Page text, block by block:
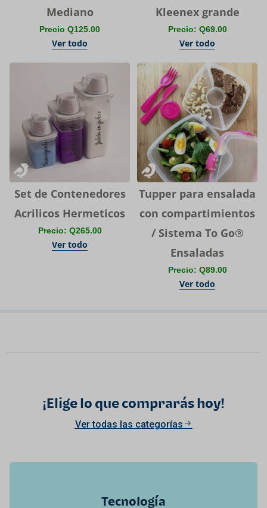
Mediano
Precio Q125.00
Ver todo
Kleenex grande
Precio: Q69.00
Ver todo
Set de Contenedores
Acrilicos Hermeticos
Precio: Q265.00
Ver todo
Tupper para ensalada
con compartimientos
/ Sistema To Go®
Ensaladas
Precio: Q89.00
Ver todo
¡Elige lo que comprarás hoy!
Ver todas las categorías
Tecnología